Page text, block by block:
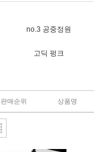
no.3 공중정원
고딕 펑크
판매순위 상품명